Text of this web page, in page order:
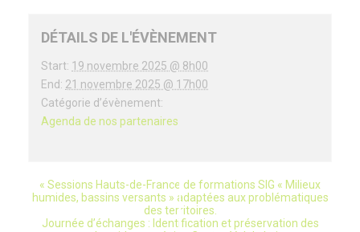
DÉTAILS DE L'ÉVÈNEMENT
Start: 19 novembre 2025 @ 8h00
End: 21 novembre 2025 @ 17h00
Catégorie d’évènement:
Agenda de nos partenaires
évènement
Navigation
« Sessions Hauts-de-France de formations SIG « Milieux
humides, bassins versants » adaptées aux problématiques
des territoires.
Journée d’échanges : Identification et préservation des